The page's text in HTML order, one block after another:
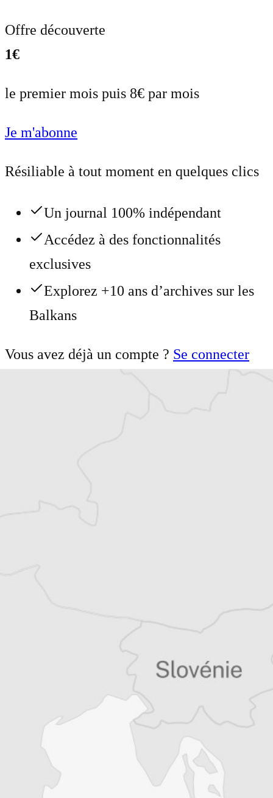
Offre découverte
1€
le premier mois puis 8€ par mois
Je m'abonne
Résiliable à tout moment en quelques clics
Un journal 100% indépendant
Accédez à des fonctionnalités
exclusives
Explorez +10 ans d’archives sur les
Balkans
Vous avez déjà un compte ? Se connecter